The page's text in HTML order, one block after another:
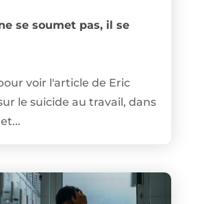
se soumet pas, il se
voir l'article de Eric
le suicide au travail, dans